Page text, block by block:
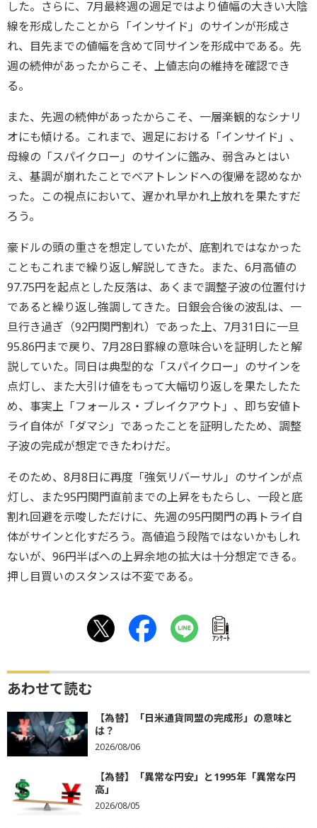
した。さらに、7月最終週の週足ではより値幅の大きい大陰
線を形成したことから「インサイド」のサインが形成さ
れ、目先までの値幅を含めて同サインを形成中である。先
週の続伸があったからこそ、上値志向の維持を確認でき
る。
また、先週の続伸があったからこそ、一層楽観的なシナリ
オにも傾ける。これまで、週足における「インサイド」、
母線の「スパイクロー」のサインに鑑み、弱含みとはい
え、基調が崩れたことでベアトレンドへの復帰を認めなか
った。この視点において、遅かれ早かれ上放れを果たすだ
ろう。
豪ドルの頭の重さを想定していたが、底割れではなかった
こともこれまで繰り返し解説してきた。また、6月高値の
97.75円を起点とした反落は、あくまで調整子波の位置付け
であると繰り返し強調してきた。日銀会合後の波乱は、一
旦行き過ぎ（92円関門割れ）であった上、7月31日に一旦
95.86円まで戻り、7月28日罫線の意味合いを証明したと解
説していた。同日は典型的な「スパイクロー」のサインを
点灯し、また大引け値をもって大幅切り返しを果たしたた
め、事実上「フォールス・ブレイクアウト」、即ち安値ト
ライ自体が「ダマシ」であったことを証明したため、調整
子波の完成が想定できたわけだ。
そのため、8月8日に再度「強気リバーサル」のサインが点
灯し、また95円関門直前までの上昇をもたらし、一段と底
割れ回避を示唆しただけに、先週の95円関門の再トライ自
体がサインと化すだろう。高値追う段階ではないかもしれ
ないが、96円半ばへの上昇余地の拡大は十分想定できる。
押し目買いのスタンスは不変である。
ｱﾝｹｰﾄ
あわせて読む
【為替】「日米通貨同盟の完成形」の意味と
は？
2026/08/06
【為替】「異常な円安」と1995年「異常な円
高」
2026/08/05